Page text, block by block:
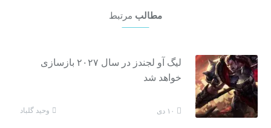
مطالب مرتبط
لیگ آو لجندز در سال ۲۰۲۷ بازسازی
خواهد شد
۱۰ دی وحید گلباد